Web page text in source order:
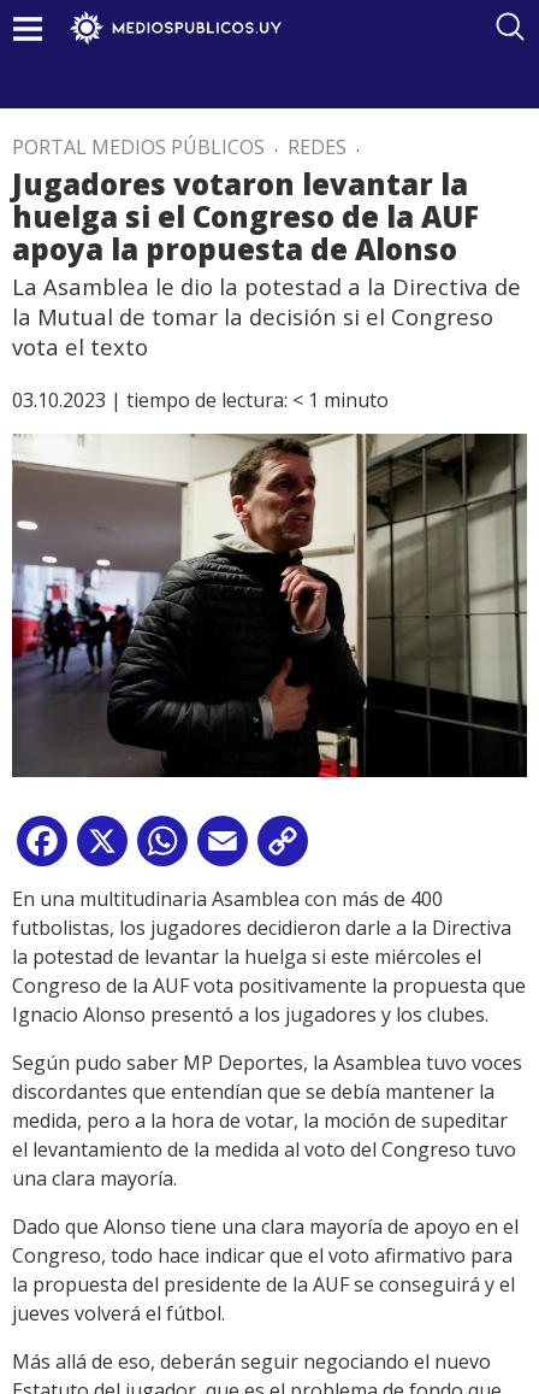
PORTAL MEDIOS PÚBLICOS . REDES .
Jugadores votaron levantar la
huelga si el Congreso de la AUF
apoya la propuesta de Alonso
La Asamblea le dio la potestad a la Directiva de
la Mutual de tomar la decisión si el Congreso
vota el texto
03.10.2023 | tiempo de lectura: < 1 minuto
Facebook
X WhatsApp
Email
Link
En una multitudinaria Asamblea con más de 400
futbolistas, los jugadores decidieron darle a la Directiva
la potestad de levantar la huelga si este miércoles el
Congreso de la AUF vota positivamente la propuesta que
Ignacio Alonso presentó a los jugadores y los clubes.
Según pudo saber MP Deportes, la Asamblea tuvo voces
discordantes que entendían que se debía mantener la
medida, pero a la hora de votar, la moción de supeditar
el levantamiento de la medida al voto del Congreso tuvo
una clara mayoría.
Dado que Alonso tiene una clara mayoría de apoyo en el
Congreso, todo hace indicar que el voto afirmativo para
la propuesta del presidente de la AUF se conseguirá y el
jueves volverá el fútbol.
Más allá de eso, deberán seguir negociando el nuevo